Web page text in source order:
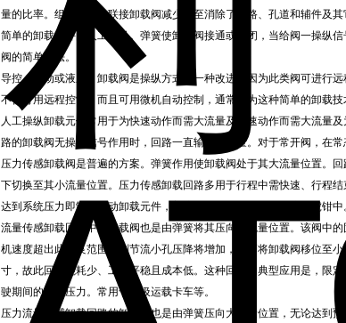
量的比率。组合或螺纹联接卸载阀减少乃至消除了管路、孔道和辅件及其
简单的卸载元件由人工操纵。弹簧使卸载阀接通或关闭，当给阀一操纵
阀的简单方法。
导控（气动或液压）卸载阀是操纵方式的一种改进，因为此类阀可进行
不仅可用远程控制，而且可用微机自动控制，通常认为这种简单的卸载技
人工操纵卸载元件常用于为快速动作而需大流量及快速动作而需大流量
路的卸载阀无操纵信号作用时，回路一直输出大流量。对于常开阀，在常
压力传感卸载阀是普遍的方案。弹簧作用使卸载阀处于其大流量位置。
下切换至其小流量位置。压力传感卸载回路多用于行程中需快速、行程
达到系统压力即卸的自动卸载元件，普遍用于测程仪分裂器和液压虎钳中
流量传感卸载回路中的卸载阀也是由弹簧将其压向大流量位置。该阀中
机速度超出此优良范围，则节流小孔压降将增加，从而将卸载阀移位至
寸，故此回路能耗少、工作平稳且成本低。这种回路的典型应用是，限
驶期间的回路压力。常用于垃圾运载卡车等。
压力流量传感卸载回路的卸载阀也是由弹簧压向大流量位置，无论达到